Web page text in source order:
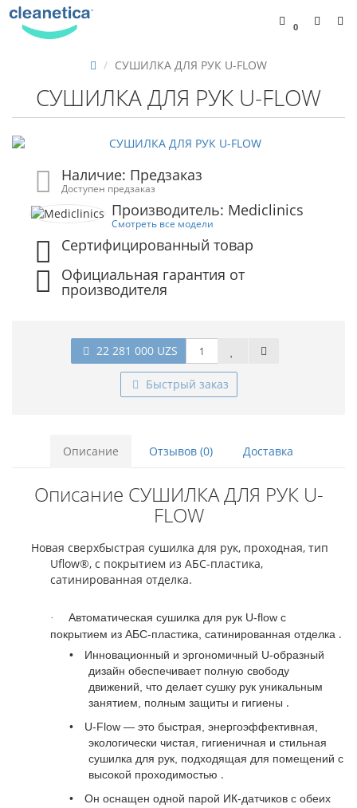
0
СУШИЛКА ДЛЯ РУК U-FLOW
СУШИЛКА ДЛЯ РУК U-FLOW
Наличие: Предзаказ
Доступен предзаказ
Производитель: Mediclinics
Смотреть все модели
Сертифицированный товар
Официальная гарантия от
производителя
22 281 000 UZS
Быстрый заказ
Описание Отзывов (0) Доставка
Описание СУШИЛКА ДЛЯ РУК U-
FLOW
Новая сверхбыстрая сушилка для рук, проходная, тип
Uflow®, с покрытием из АБС-пластика,
сатинированная отделка.
·
Автоматическая сушилка для рук U-flow с
покрытием из АБС-пластика, сатинированная отделка .
•
Инновационный и эргономичный U-образный
дизайн обеспечивает полную свободу
движений, что делает сушку рук уникальным
занятием, полным защиты и гигиены .
•
U-Flow — это быстрая, энергоэффективная,
экологически чистая, гигиеничная и стильная
сушилка для рук, подходящая для помещений с
высокой проходимостью .
•
Он оснащен одной парой ИК-датчиков с обеих